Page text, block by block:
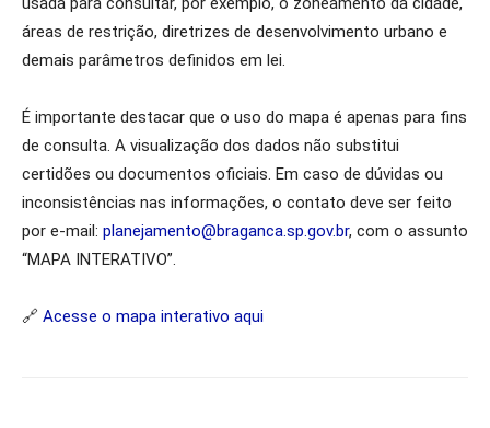
áreas de restrição, diretrizes de desenvolvimento urbano e
demais parâmetros definidos em lei.
É importante destacar que o uso do mapa é apenas para fins
de consulta. A visualização dos dados não substitui
certidões ou documentos oficiais. Em caso de dúvidas ou
inconsistências nas informações, o contato deve ser feito
por e-mail: planejamento@braganca.sp.gov.br, com o assunto
“MAPA INTERATIVO”.
🔗 Acesse o mapa interativo aqui